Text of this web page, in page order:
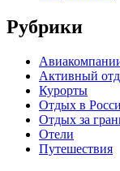
Рубрики
Активный
Курорты
Отдых в
Отдых за
Отели
Путешествия